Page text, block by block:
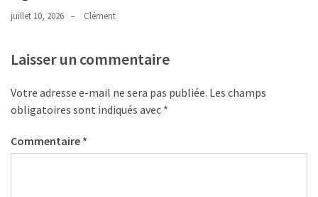
juillet 10, 2026 Clément
Laisser un commentaire
Votre adresse e-mail ne sera pas publiée. Les champs
obligatoires sont indiqués avec *
Commentaire *